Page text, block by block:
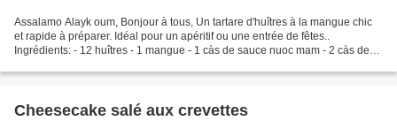
Assalamo Alayk oum, Bonjour à tous, Un tartare d'huîtres à la mangue chic
et rapide à préparer. Idéal pour un apéritif ou une entrée de fêtes..
Ingrédients: - 12 huîtres - 1 mangue - 1 càs de sauce nuoc mam - 2 càs de
Cheesecake salé aux crevettes